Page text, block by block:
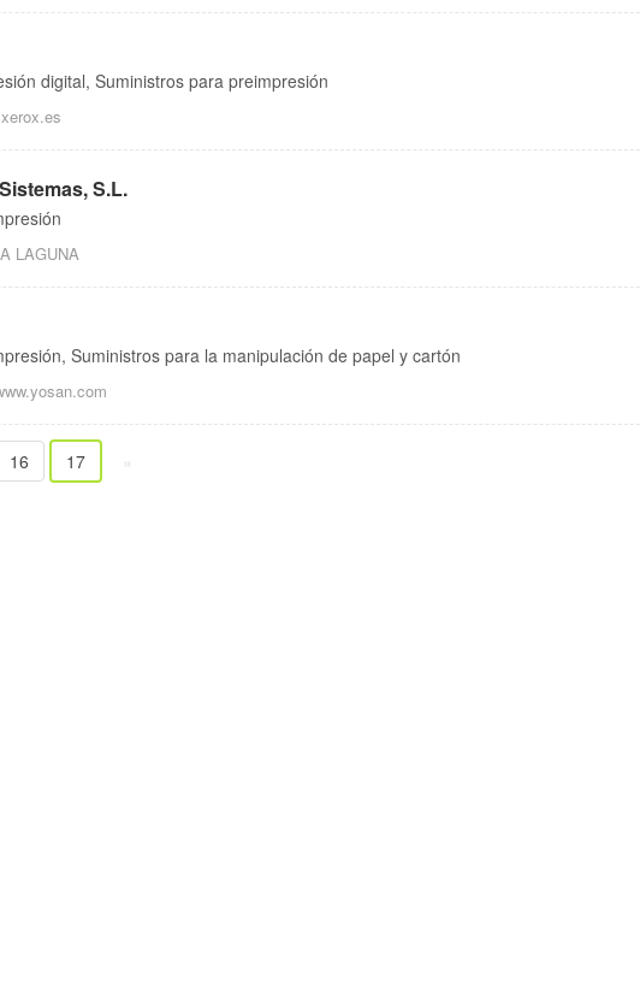
digital, Suministros para preimpresión
S.L.
LAGUNA
Suministros para la manipulación de papel y cartón
16 17 »